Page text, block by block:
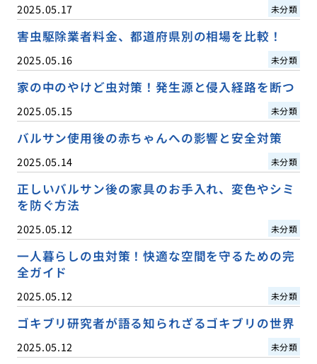
2025.05.17 未分類
害虫駆除業者料金、都道府県別の相場を比較！
2025.05.16 未分類
家の中のやけど虫対策！発生源と侵入経路を断つ
2025.05.15 未分類
バルサン使用後の赤ちゃんへの影響と安全対策
2025.05.14 未分類
正しいバルサン後の家具のお手入れ、変色やシミ
を防ぐ方法
2025.05.12 未分類
一人暮らしの虫対策！快適な空間を守るための完
全ガイド
2025.05.12 未分類
ゴキブリ研究者が語る知られざるゴキブリの世界
2025.05.12 未分類